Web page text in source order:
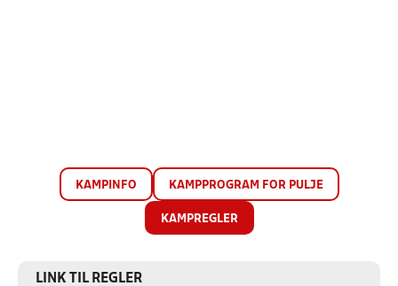
KAMPINFO KAMPPROGRAM FOR PULJE
KAMPREGLER
LINK TIL REGLER